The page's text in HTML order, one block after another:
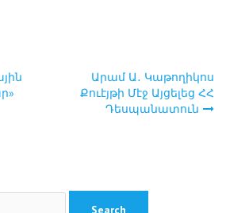
Արամ Ա․ Կաթողիկոս
Քուէյթի Մէջ Այցելեց ՀՀ
Դեսպանատուն